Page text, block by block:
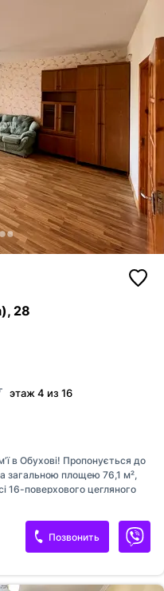
28
этаж 4 из 16
в Обухові! Пропонується до
загальною площею 76,1 м²,
16-поверхового цегляного
та залізобетонним
міцністю, гарною
взимку й прохолоду влітку.
стані та повністю готова до
вкладень. У квартирі
Позвонить